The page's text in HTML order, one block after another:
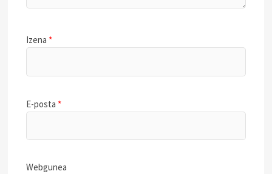
Izena *
E-posta *
Webgunea